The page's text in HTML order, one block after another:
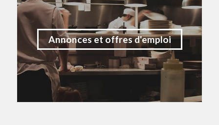
Annonces et offres d'emploi